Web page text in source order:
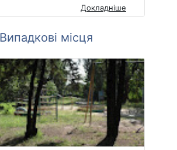
Докладніше
Випадкові місця